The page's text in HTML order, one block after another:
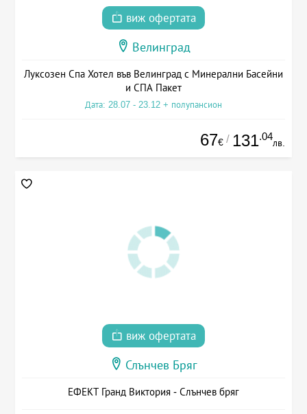
виж офертата
Велинград
Луксозен Спа Хотел във Велинград с Минерални Басейни
и СПА Пакет
Дата: 28.07 - 23.12 + полупансион
67€ / 131.04
лв.
виж офертата
Слънчев Бряг
ЕФЕКТ Гранд Виктория - Слънчев бряг